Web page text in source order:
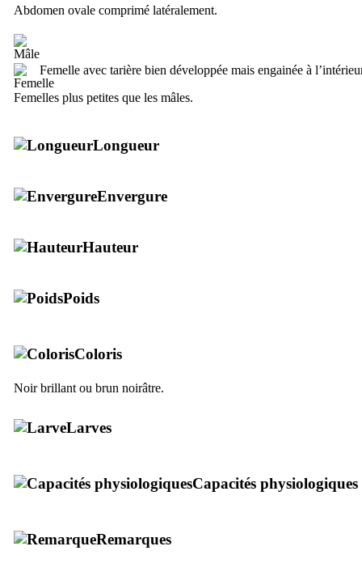
Abdomen ovale comprimé latéralement.
Femelle avec tarière bien développée mais engainée à
Femelles plus petites que les mâles.
Longueur
Envergure
Hauteur
Poids
Coloris
Noir brillant ou brun noirâtre.
Larves
Capacités physiologiques
Remarques